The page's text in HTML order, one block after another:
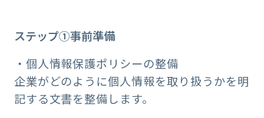
ステップ①事前準備
・個人情報保護ポリシーの整備
企業がどのように個人情報を取り扱うかを明
記する文書を整備します。